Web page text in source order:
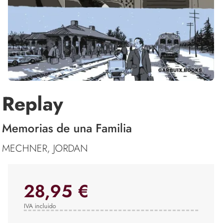
Replay
Memorias de una Familia
MECHNER, JORDAN
28,95 €
IVA incluido